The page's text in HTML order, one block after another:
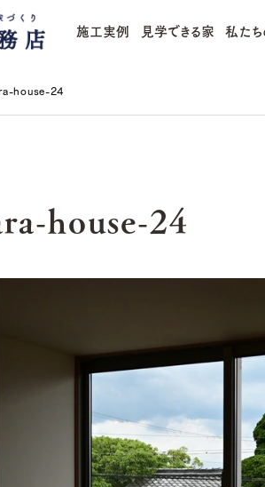
施工実例 見学できる家 私たち
house-24
house-24